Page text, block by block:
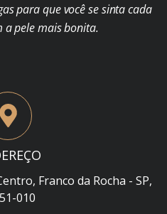
para que você se sinta cada
a pele mais bonita.
Franco da Rocha - SP,
010